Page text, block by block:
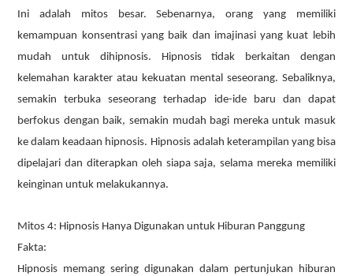
Ini adalah mitos besar. Sebenarnya, orang yang memiliki
kemampuan konsentrasi yang baik dan imajinasi yang kuat lebih
mudah untuk dihipnosis. Hipnosis tidak berkaitan dengan
kelemahan karakter atau kekuatan mental seseorang. Sebaliknya,
semakin terbuka seseorang terhadap ide-ide baru dan dapat
berfokus dengan baik, semakin mudah bagi mereka untuk masuk
ke dalam keadaan hipnosis. Hipnosis adalah keterampilan yang bisa
dipelajari dan diterapkan oleh siapa saja, selama mereka memiliki
keinginan untuk melakukannya.
Mitos 4: Hipnosis Hanya Digunakan untuk Hiburan Panggung
Fakta:
Hipnosis memang sering digunakan dalam pertunjukan hiburan